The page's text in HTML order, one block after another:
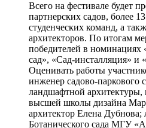
Всего на фестивале будет
партнерских садов, более
студенческих команд, а
архитекторов. По итогам
победителей в
сад», «Сад-инсталляция»
Оценивать работы
инженер садово-паркового
ландшафтной архитектуры,
высшей школы дизайна
архитектор Елена
Ботанического сада МГУ